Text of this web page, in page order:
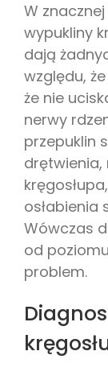
W
wypukliny
dają
względu,
że nie
nerwy
przepuklin
osłabienia
Wówczas
od
problem.